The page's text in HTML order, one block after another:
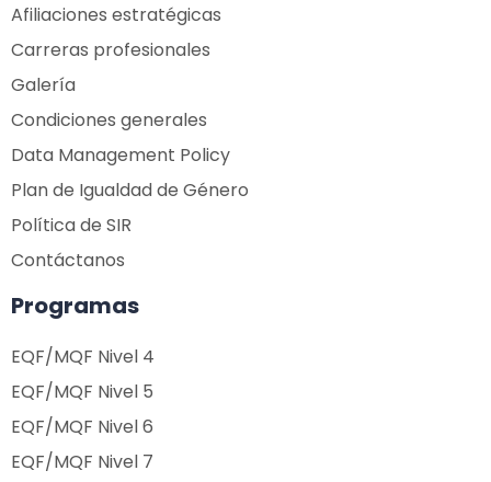
Afiliaciones estratégicas
Carreras profesionales
Galería
Condiciones generales
Data Management Policy
Plan de Igualdad de Género
Política de SIR
Contáctanos
Programas
EQF/MQF Nivel 4
EQF/MQF Nivel 5
EQF/MQF Nivel 6
EQF/MQF Nivel 7